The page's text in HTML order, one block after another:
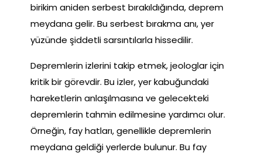
birikim aniden serbest bırakıldığında, deprem
meydana gelir. Bu serbest bırakma anı, yer
yüzünde şiddetli sarsıntılarla hissedilir.
Depremlerin izlerini takip etmek, jeologlar için
kritik bir görevdir. Bu izler, yer kabuğundaki
hareketlerin anlaşılmasına ve gelecekteki
depremlerin tahmin edilmesine yardımcı olur.
Örneğin, fay hatları, genellikle depremlerin
meydana geldiği yerlerde bulunur. Bu fay